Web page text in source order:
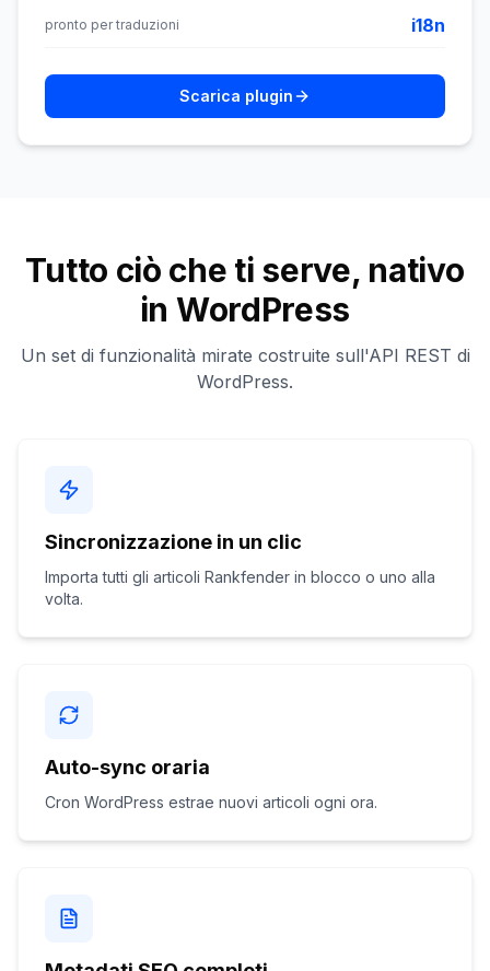
pronto per traduzioni i18n
Scarica plugin
Tutto ciò che ti serve, nativo
in WordPress
Un set di funzionalità mirate costruite sull'API REST di
WordPress.
Sincronizzazione in un clic
Importa tutti gli articoli Rankfender in blocco o uno alla
volta.
Auto-sync oraria
Cron WordPress estrae nuovi articoli ogni ora.